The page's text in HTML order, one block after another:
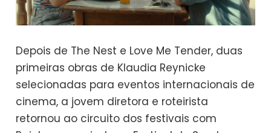
Depois de The Nest e Love Me Tender, duas
primeiras obras de Klaudia Reynicke
selecionadas para eventos internacionais de
cinema, a jovem diretora e roteirista
retornou ao circuito dos festivais com